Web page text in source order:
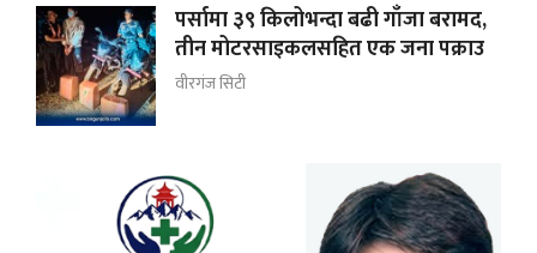
पर्सामा ३९ किलोभन्दा बढी गाँजा बरामद,
तीन मोटरसाइकलसहित एक जना पक्राउ
वीरगंज सिटी